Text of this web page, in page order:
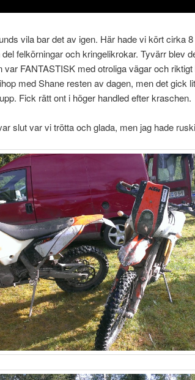
vila bar det av igen. Här hade vi kört cirka
felkörningar och kringelikrokar. Tyvärr blev
var FANTASTISK med otroliga vägar och
med Shane resten av dagen, men det gick
Fick rätt ont i höger handled efter kraschen.
slut var vi trötta och glada, men jag hade